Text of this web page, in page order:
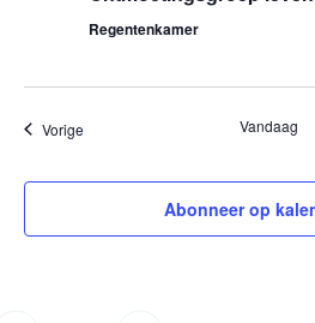
Regentenkamer
VorigeEvenementen Vandaag
Abonneer op